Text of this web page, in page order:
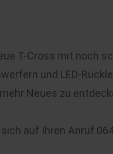
T-Cross mit noch
und LED-
Neues zu
auf Ihren Anruf